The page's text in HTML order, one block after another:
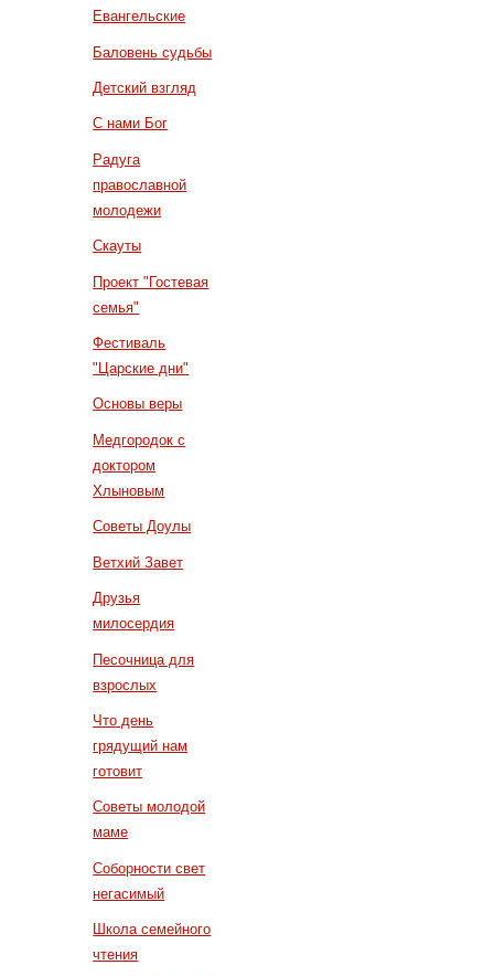
Евангельские
Баловень судьбы
Детский взгляд
С нами Бог
Радуга
православной
молодежи
Скауты
Проект "Гостевая
семья"
Фестиваль
"Царские дни"
Основы веры
Медгородок с
доктором
Хлыновым
Советы Доулы
Ветхий Завет
Друзья
милосердия
Песочница для
взрослых
Что день
грядущий нам
готовит
Советы молодой
маме
Соборности свет
негасимый
Школа семейного
чтения